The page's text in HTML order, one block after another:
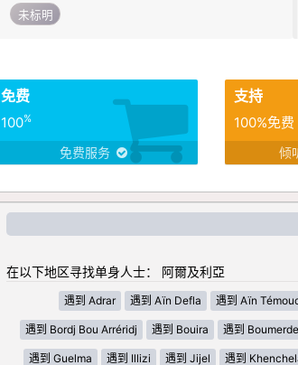
未标明
免费
100%
免费服务
支持
100%免费
倾
在以下地区寻找单身人士： 阿爾及利亞
遇到 Adrar 遇到 Aïn Defla 遇到 Aïn
遇到 Bordj Bou Arréridj 遇到 Bouira 遇到
遇到 Guelma 遇到 Illizi 遇到 Jijel 遇到